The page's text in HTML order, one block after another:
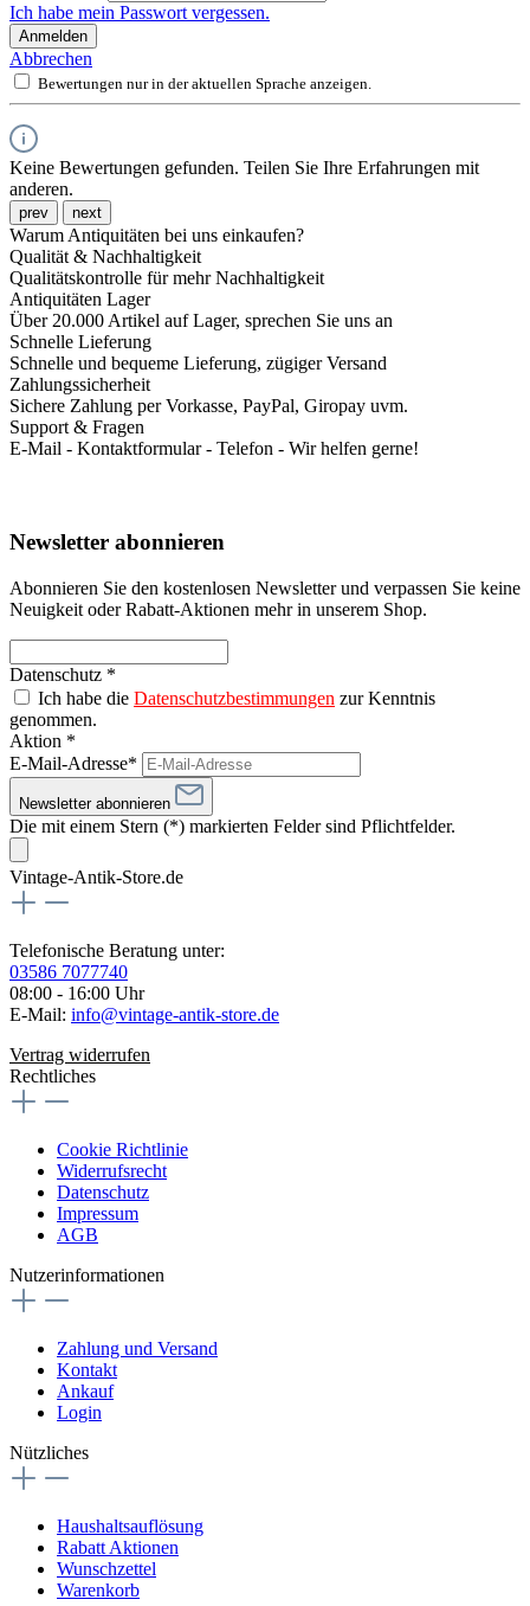
Ich habe mein Passwort vergessen.
Anmelden
Abbrechen
Bewertungen nur in der aktuellen Sprache anzeigen.
Keine Bewertungen gefunden. Teilen Sie Ihre Erfahrungen mit
anderen.
prev next
Warum Antiquitäten bei uns einkaufen?
Qualität & Nachhaltigkeit
Qualitätskontrolle für mehr Nachhaltigkeit
Antiquitäten Lager
Über 20.000 Artikel auf Lager, sprechen Sie uns an
Schnelle Lieferung
Schnelle und bequeme Lieferung, zügiger Versand
Zahlungssicherheit
Sichere Zahlung per Vorkasse, PayPal, Giropay uvm.
Support & Fragen
E-Mail - Kontaktformular - Telefon - Wir helfen gerne!
Newsletter abonnieren
Abonnieren Sie den kostenlosen Newsletter und verpassen Sie keine
Neuigkeit oder Rabatt-Aktionen mehr in unserem Shop.
Datenschutz *
Ich habe die Datenschutzbestimmungen zur Kenntnis
genommen.
Aktion *
E-Mail-Adresse*
Newsletter abonnieren
Die mit einem Stern (*) markierten Felder sind Pflichtfelder.
Vintage-Antik-Store.de
Telefonische Beratung unter:
03586 7077740
08:00 - 16:00 Uhr
E-Mail: info@vintage-antik-store.de
Vertrag widerrufen
Rechtliches
Cookie Richtlinie
Widerrufsrecht
Datenschutz
Impressum
AGB
Nutzerinformationen
Zahlung und Versand
Kontakt
Ankauf
Login
Nützliches
Haushaltsauflösung
Rabatt Aktionen
Wunschzettel
Warenkorb